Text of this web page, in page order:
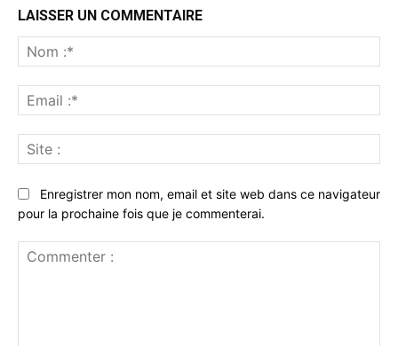
LAISSER UN COMMENTAIRE
:*
:*
:
Enregistrer mon nom, email et site web dans ce navigateur
pour la prochaine fois que je commenterai.